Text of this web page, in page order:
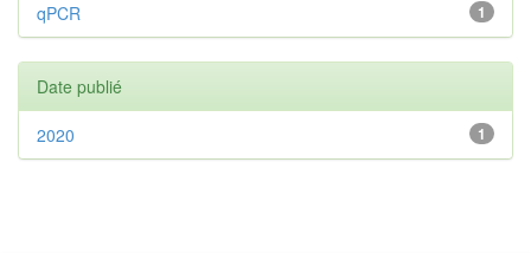
1
qPCR
Date publié
1
2020